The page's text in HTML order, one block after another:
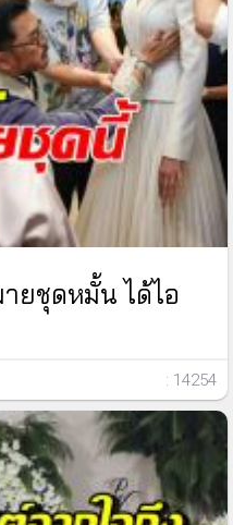
ยชุดหมั้น ได้ไอ
: 14254